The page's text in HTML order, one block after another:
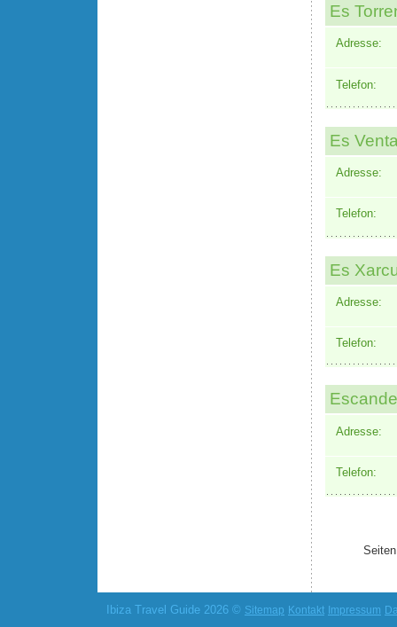
Es
Adresse:
Telefon:
Es
Adresse:
Telefon:
Es
Adresse:
Telefon:
Adresse:
Telefon:
Ibiza Travel Guide 2026 © Sitemap Kontakt Impressum